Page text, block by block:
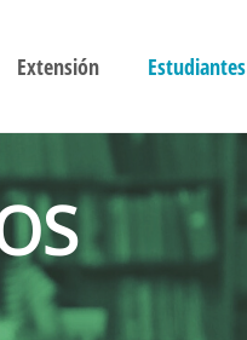
Extensión Estudiantes